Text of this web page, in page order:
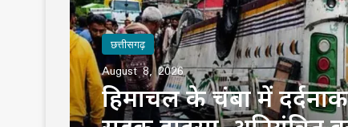
छत्तीसगढ़
August 8, 2026
हिमाचल के चंबा में